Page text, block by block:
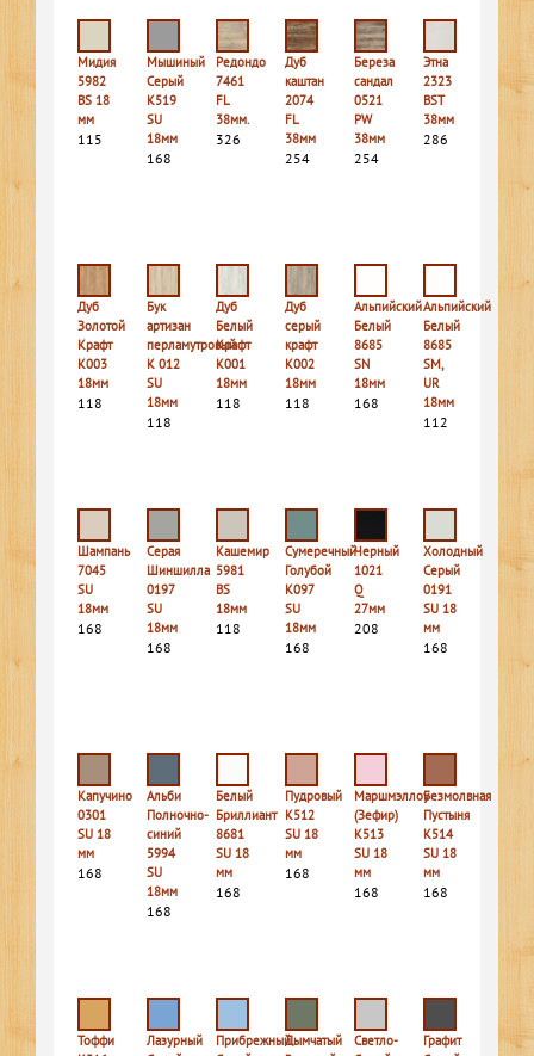
Мидия
5982
BS 18
мм
115
Мышиный
Серый
К519
SU
18мм
168
Редондо
7461
FL
38мм.
326
Дуб
каштан
2074
FL
38мм
254
Береза
сандал
0521
PW
38мм
254
Этна
2323
BST
38мм
286
Дуб
Золотой
Крафт
K003
18мм
118
Бук
артизан
перламутровый
K 012
SU
18мм
118
Дуб
Белый
Крафт
K001
18мм
118
Дуб
серый
крафт
K002
18мм
118
Альпийский
Белый
8685
SN
18мм
168
Альпийский
Белый
8685
SM,
UR
18мм
112
Шампань
7045
SU
18мм
168
Серая
Шиншилла
0197
SU
18мм
168
Кашемир
5981
BS
18мм
118
Сумеречный
Голубой
K097
SU
18мм
168
Черный
1021
Q
27мм
208
Холодный
Серый
0191
SU 18
мм
168
Капучино
0301
SU 18
мм
168
Альби
Полночно-
синий
5994
SU
18мм
168
Белый
Бриллиант
8681
SU 18
мм
168
Пудровый
К512
SU 18
мм
168
Маршмэллоу
(Зефир)
К513
SU 18
мм
168
Безмолвная
Пустыня
К514
SU 18
мм
168
Тоффи
Лазурный
ПрибрежныйДымчатый
Светло-
Графит